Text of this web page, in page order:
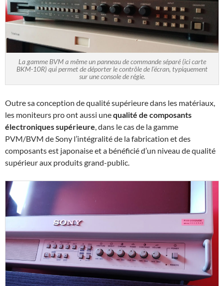
La gamme BVM a même un panneau de commande séparé (ici carte
BKM-10R) qui permet de déporter le contrôle de l’écran, typiquement
sur une console de régie.
Outre sa conception de qualité supérieure dans les matériaux,
les moniteurs pro ont aussi unequalité de composants
électroniques supérieure, dans le cas de la gamme
PVM/BVM de Sony l’intégralité de la fabrication et des
composants est japonaise et a bénéficié d’un niveau de qualité
supérieur aux produits grand-public.